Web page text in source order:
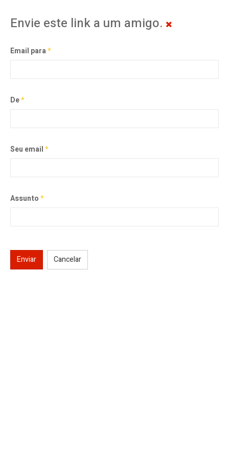
Envie este link a um amigo.
Email para*
De*
Seu email*
Assunto*
Enviar Cancelar